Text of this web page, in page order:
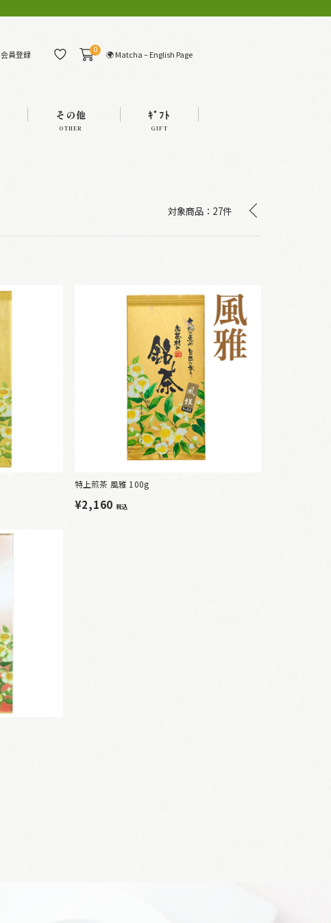
会員登録 0 🌍 Matcha – English Page
その他
OTHER
ｷﾞﾌﾄ
GIFT
対象商品： 27件
特上煎茶 風雅 100g
¥2,160 税込